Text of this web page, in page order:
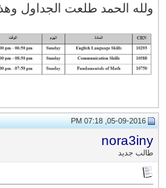
ولله الحمد طلعت الجداول
05-09-2016, 07:18 PM
nora3iny
طالب جديد